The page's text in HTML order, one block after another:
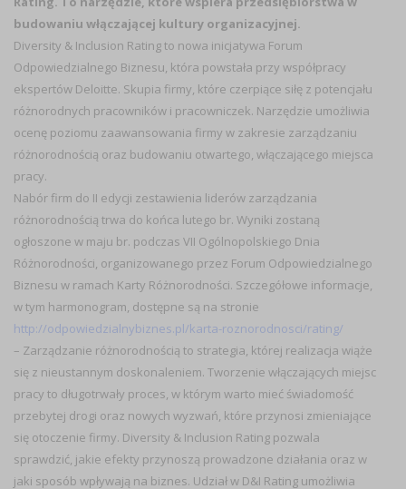
budowaniu włączającej kultury organizacyjnej.
Diversity & Inclusion Rating to nowa inicjatywa Forum
Odpowiedzialnego Biznesu, która powstała przy współpracy
ekspertów Deloitte. Skupia firmy, które czerpiące siłę z potencjału
różnorodnych pracowników i pracowniczek. Narzędzie umożliwia
ocenę poziomu zaawansowania firmy w zakresie zarządzaniu
różnorodnością oraz budowaniu otwartego, włączającego miejsca
pracy.
Nabór firm do II edycji zestawienia liderów zarządzania
różnorodnością trwa do końca lutego br. Wyniki zostaną
ogłoszone w maju br. podczas VII Ogólnopolskiego Dnia
Różnorodności, organizowanego przez Forum Odpowiedzialnego
Biznesu w ramach Karty Różnorodności. Szczegółowe informacje,
w tym harmonogram, dostępne są na stronie
http://odpowiedzialnybiznes.pl/karta-roznorodnosci/rating/
– Zarządzanie różnorodnością to strategia, której realizacja wiąże
się z nieustannym doskonaleniem. Tworzenie włączających miejsc
pracy to długotrwały proces, w którym warto mieć świadomość
przebytej drogi oraz nowych wyzwań, które przynosi zmieniające
się otoczenie firmy. Diversity & Inclusion Rating pozwala
sprawdzić, jakie efekty przynoszą prowadzone działania oraz w
jaki sposób wpływają na biznes. Udział w D&I Rating umożliwia